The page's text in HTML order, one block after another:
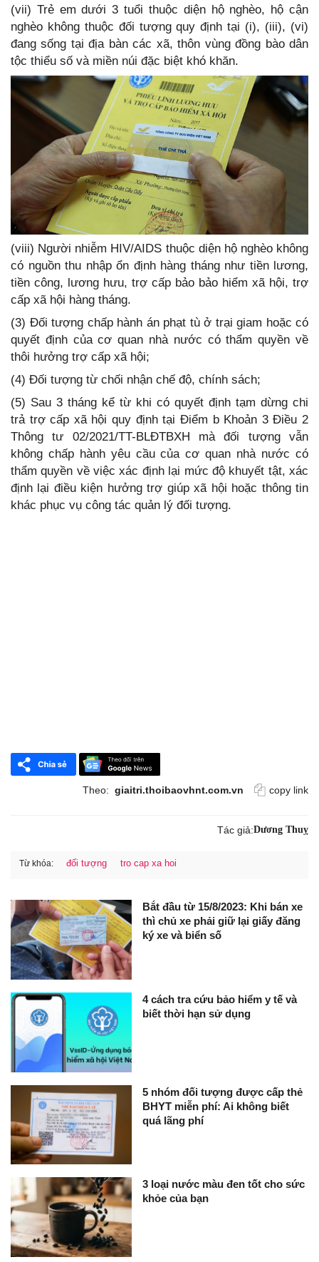
(vii) Trẻ em dưới 3 tuổi thuộc diện hộ nghèo, hộ cận
nghèo không thuộc đối tượng quy định tại (i), (iii), (vi)
đang sống tại địa bàn các xã, thôn vùng đồng bào dân
tộc thiểu số và miền núi đặc biệt khó khăn.
(viii) Người nhiễm HIV/AIDS thuộc diện hộ nghèo không
có nguồn thu nhập ổn định hàng tháng như tiền lương,
tiền công, lương hưu, trợ cấp bảo bảo hiểm xã hội, trợ
cấp xã hội hàng tháng.
(3) Đối tượng chấp hành án phạt tù ở trại giam hoặc có
quyết định của cơ quan nhà nước có thẩm quyền về
thôi hưởng trợ cấp xã hội;
(4) Đối tượng từ chối nhận chế độ, chính sách;
(5) Sau 3 tháng kể từ khi có quyết định tạm dừng chi
trả trợ cấp xã hội quy định tại Điểm b Khoản 3 Điều 2
Thông tư 02/2021/TT-BLĐTBXH mà đối tượng vẫn
không chấp hành yêu cầu của cơ quan nhà nước có
thẩm quyền về việc xác định lại mức độ khuyết tật, xác
định lại điều kiện hưởng trợ giúp xã hội hoặc thông tin
khác phục vụ công tác quản lý đối tượng.
Theo: giaitri.thoibaovhnt.com.vn copy link
Tác giả:Dương Thuỵ
Từ khóa: đối tượng tro cap xa hoi
Bắt đầu từ 15/8/2023: Khi bán xe
thì chủ xe phải giữ lại giấy đăng
ký xe và biển số
4 cách tra cứu bảo hiểm y tế và
biết thời hạn sử dụng
5 nhóm đối tượng được cấp thẻ
BHYT miễn phí: Ai không biết
quá lãng phí
3 loại nước màu đen tốt cho sức
khỏe của bạn